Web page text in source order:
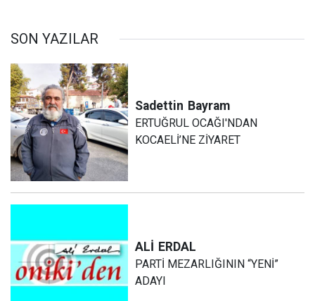
SON YAZILAR
Sadettin Bayram
ERTUĞRUL OCAĞI'NDAN
KOCAELİ’NE ZİYARET
ALİ ERDAL
PARTİ MEZARLIĞININ “YENİ”
ADAYI